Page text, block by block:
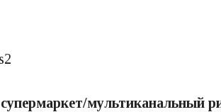
мультиканальный